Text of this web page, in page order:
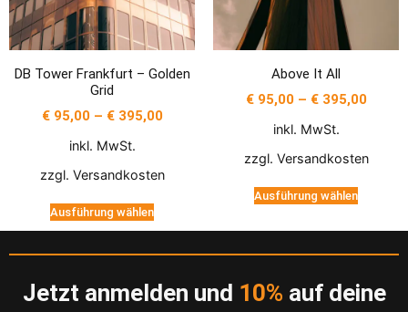
DB Tower Frankfurt – Golden
Grid
€95,00– €395,00
inkl. MwSt.
zzgl. Versandkosten
Ausführung wählen
Above It All
€95,00– €395,00
inkl. MwSt.
zzgl. Versandkosten
Ausführung wählen
Jetzt anmelden und 10% auf deine